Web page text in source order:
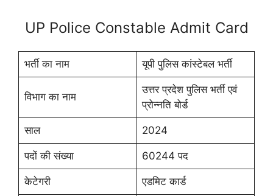
UP Police Constable Admit Card
भर्ती का नाम यूपी पुलिस कांस्टेबल भर्ती
विभाग का नाम
उत्तर प्रदेश पुलिस भर्ती एवं
प्रोन्नति बोर्ड
साल 2024
पदों की संख्या 60244 पद
केटेगरी एडमिट कार्ड